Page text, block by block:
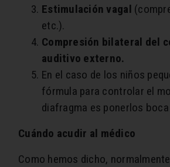
Estimulación vagal
etc.).
Compresión bilateral del
auditivo externo.
En el caso de los niños
fórmula para controlar el
diafragma es ponerlos
Cuándo acudir al médico
Como hemos dicho,